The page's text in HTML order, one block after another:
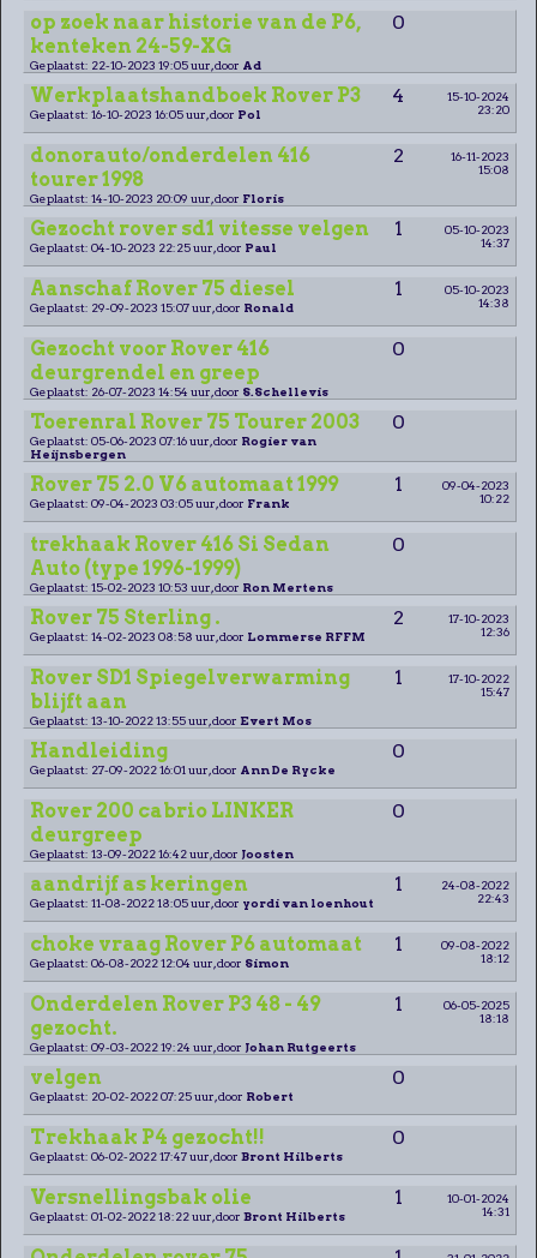
op zoek naar historie van de P6,
kenteken 24-59-XG
0
Geplaatst: 22-10-2023 19:05 uur, door Ad
Werkplaatshandboek Rover P3 4
15-10-2024
23:20
Geplaatst: 16-10-2023 16:05 uur, door Pol
donorauto/onderdelen 416
tourer 1998
2
16-11-2023
15:08
Geplaatst: 14-10-2023 20:09 uur, door Floris
Gezocht rover sd1 vitesse velgen 1
05-10-2023
14:37
Geplaatst: 04-10-2023 22:25 uur, door Paul
Aanschaf Rover 75 diesel 1
05-10-2023
14:38
Geplaatst: 29-09-2023 15:07 uur, door Ronald
Gezocht voor Rover 416
deurgrendel en greep
0
Geplaatst: 26-07-2023 14:54 uur, door S.Schellevis
Toerenral Rover 75 Tourer 2003 0
Geplaatst: 05-06-2023 07:16 uur, door Rogier van
Heijnsbergen
Rover 75 2.0 V6 automaat 1999 1
09-04-2023
10:22
Geplaatst: 09-04-2023 03:05 uur, door Frank
trekhaak Rover 416 Si Sedan
Auto (type 1996-1999)
0
Geplaatst: 15-02-2023 10:53 uur, door Ron Mertens
Rover 75 Sterling . 2
17-10-2023
12:36
Geplaatst: 14-02-2023 08:58 uur, door Lommerse RFFM
Rover SD1 Spiegelverwarming
blijft aan
1
17-10-2022
15:47
Geplaatst: 13-10-2022 13:55 uur, door Evert Mos
Handleiding 0
Geplaatst: 27-09-2022 16:01 uur, door Ann De Rycke
Rover 200 cabrio LINKER
deurgreep
0
Geplaatst: 13-09-2022 16:42 uur, door Joosten
aandrijf as keringen 1
24-08-2022
22:43
Geplaatst: 11-08-2022 18:05 uur, door yordi van loenhout
choke vraag Rover P6 automaat 1
09-08-2022
18:12
Geplaatst: 06-08-2022 12:04 uur, door Simon
Onderdelen Rover P3 48 - 49
gezocht.
1
06-05-2025
18:18
Geplaatst: 09-03-2022 19:24 uur, door Johan Rutgeerts
velgen 0
Geplaatst: 20-02-2022 07:25 uur, door Robert
Trekhaak P4 gezocht!! 0
Geplaatst: 06-02-2022 17:47 uur, door Bront Hilberts
Versnellingsbak olie 1
10-01-2024
14:31
Geplaatst: 01-02-2022 18:22 uur, door Bront Hilberts